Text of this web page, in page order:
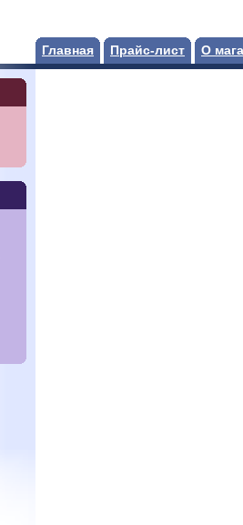
Главная Прайс-лист О